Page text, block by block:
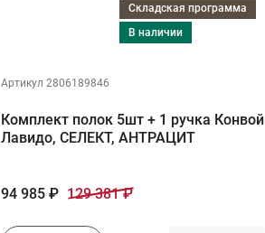
Складская программа
в наличии
Артикул 2806189846
Комплект полок 5шт + 1 ручка Конвой
Лавидо, СЕЛЕКТ, АНТРАЦИТ
94 985 ₽ 129 381 ₽